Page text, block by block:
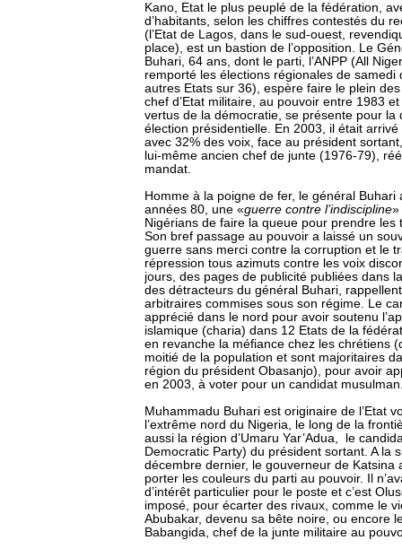
Kano, Etat le plus peuplé de la fédération,
d’habitants, selon les chiffres contestés du
(l’Etat de Lagos, dans le sud-ouest,
place), est un bastion de l’opposition. Le
Buhari, 64 ans, dont le parti, l’ANPP (All
remporté les élections régionales de samedi
autres Etats sur 36), espère faire le plein
chef d’Etat militaire, au pouvoir entre 1983
vertus de la démocratie, se présente pour la
élection présidentielle. En 2003, il était
avec 32% des voix, face au président
lui-même ancien chef de junte (1976-79),
mandat.
Homme à la poigne de fer, le général Buhari
années 80, une «guerre contre l’indiscipline»
Nigérians de faire la queue pour prendre les
Son bref passage au pouvoir a laissé un
guerre sans merci contre la corruption et le
répression tous azimuts contre les voix
jours, des pages de publicité publiées dans
des détracteurs du général Buhari,
arbitraires commises sous son régime. Le
apprécié dans le nord pour avoir soutenu
islamique (charia) dans 12 Etats de la
en revanche la méfiance chez les chrétiens
moitié de la population et sont majoritaires
région du président Obasanjo), pour avoir
en 2003, à voter pour un candidat
Muhammadu Buhari est originaire de l’Etat
l’extrême nord du Nigeria, le long de la
aussi la région d’Umaru Yar’Adua, le
Democratic Party) du président sortant. A la
décembre dernier, le gouverneur de Katsina
porter les couleurs du parti au pouvoir. Il
d’intérêt particulier pour le poste et c’est
imposé, pour écarter des rivaux, comme le
Abubakar, devenu sa bête noire, ou encore
Babangida, chef de la junte militaire au